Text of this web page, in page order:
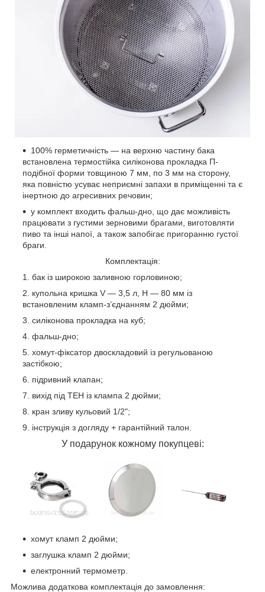
100% герметичність — на верхню частину бака
встановлена термостійка силіконова прокладка П-
подібної форми товщиною 7 мм, по 3 мм на сторону,
яка повністю усуває неприємні запахи в приміщенні та є
інертною до агресивних речовин;
у комплект входить фальш-дно, що дає можливість
працювати з густими зерновими брагами, виготовляти
пиво та інші напої, а також запобігає пригоранню густої
браги.
Комплектація:
бак із широкою заливною горловиною;
купольна кришка V — 3,5 л, H — 80 мм із
встановленим кламп-з’єднанням 2 дюйми;
силіконова прокладка на куб;
фальш-дно;
хомут-фіксатор двоскладовий із регульованою
застібкою;
підривний клапан;
вихід під ТЕН із клампа 2 дюйми;
кран зливу кульовий 1/2";
інструкція з догляду + гарантійний талон.
У подарунок кожному покупцеві:
хомут кламп 2 дюйми;
заглушка кламп 2 дюйми;
електронний термометр.
Можлива додаткова комплектація до замовлення: